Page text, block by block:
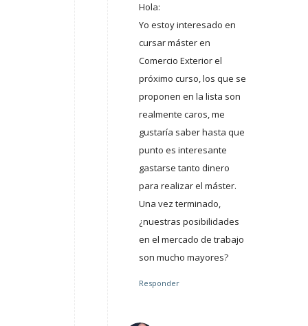
Hola:
Yo estoy interesado en
cursar máster en
Comercio Exterior el
próximo curso, los que se
proponen en la lista son
realmente caros, me
gustaría saber hasta que
punto es interesante
gastarse tanto dinero
para realizar el máster.
Una vez terminado,
¿nuestras posibilidades
en el mercado de trabajo
son mucho mayores?
Responder